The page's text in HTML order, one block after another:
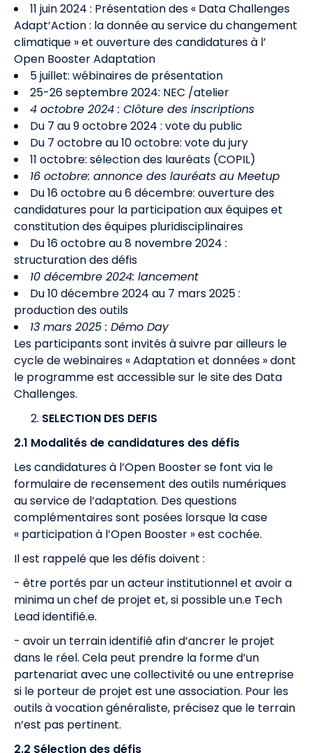
11 juin 2024 : Présentation des « Data Challenges
Adapt’Action : la donnée au service du changement
climatique » et ouverture des candidatures à l’
Open Booster Adaptation
5 juillet: wébinaires de présentation
25-26 septembre 2024: NEC /atelier
4 octobre 2024 : Clôture des inscriptions
Du 7 au 9 octobre 2024 : vote du public
Du 7 octobre au 10 octobre: vote du jury
11 octobre: sélection des lauréats (COPIL)
16 octobre: annonce des lauréats au Meetup
Du 16 octobre au 6 décembre: ouverture des
candidatures pour la participation aux équipes et
constitution des équipes pluridisciplinaires
Du 16 octobre au 8 novembre 2024 :
structuration des défis
10 décembre 2024: lancement
Du 10 décembre 2024 au 7 mars 2025 :
production des outils
13 mars 2025 : Démo Day
Les participants sont invités à suivre par ailleurs le
cycle de webinaires « Adaptation et données »dont
le programme est accessible sur le site des Data
Challenges.
SELECTION DES DEFIS
2.1 Modalités de candidatures des défis
Les candidatures à l’Open Booster se font via le
formulaire de recensement des outils numériques
au service de l’adaptation. Des questions
complémentaires sont posées lorsque la case
« participation à l’Open Booster » est cochée.
Il est rappelé que les défis doivent :
- être portés par un acteur institutionnel et avoir a
minima un chef de projet et, si possible un.e Tech
Lead identifié.e.
- avoir un terrain identifié afin d’ancrer le projet
dans le réel. Cela peut prendre la forme d’un
partenariat avec une collectivité ou une entreprise
si le porteur de projet est une association. Pour les
outils à vocation généraliste, précisez que le terrain
n’est pas pertinent.
2.2 Sélection des défis